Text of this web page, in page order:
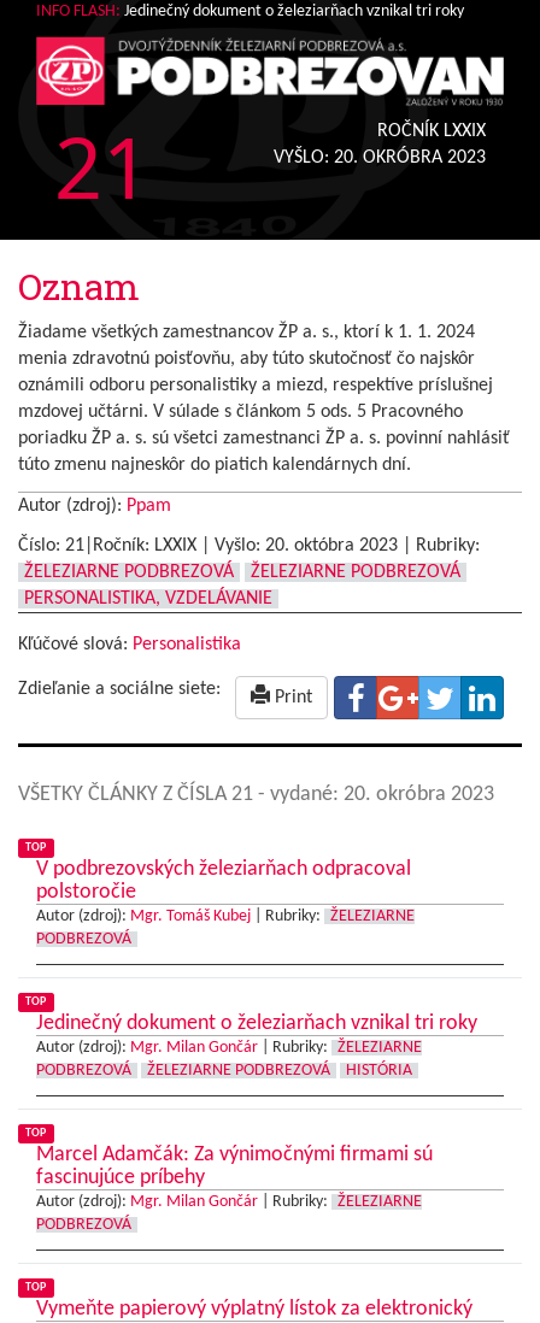
INFO FLASH: Jedinečný dokument o železiarňach vznikal tri roky
21
ROČNÍK LXXIX
VYŠLO: 20. OKRÓBRA 2023
Oznam
Žiadame všetkých zamestnancov ŽP a. s., ktorí k 1. 1. 2024
menia zdravotnú poisťovňu, aby túto skutočnosť čo najskôr
oznámili odboru personalistiky a miezd, respektíve príslušnej
mzdovej učtárni. V súlade s článkom 5 ods. 5 Pracovného
poriadku ŽP a. s. sú všetci zamestnanci ŽP a. s. povinní nahlásiť
túto zmenu najneskôr do piatich kalendárnych dní.
Autor (zdroj): Ppam
Číslo: 21|Ročník: LXXIX | Vyšlo: 20. októbra 2023
Rubriky:
ŽELEZIARNE PODBREZOVÁ
ŽELEZIARNE PODBREZOVÁ
PERSONALISTIKA, VZDELÁVANIE
Kľúčové slová: Personalistika
Zdieľanie a sociálne siete: Print
VŠETKY ČLÁNKY Z ČÍSLA 21 - vydané: 20. okróbra 2023
TOP
V podbrezovských železiarňach odpracoval
polstoročie
Autor (zdroj): Mgr. Tomáš Kubej Rubriky:
ŽELEZIARNE
PODBREZOVÁ
TOP
Jedinečný dokument o železiarňach vznikal tri roky
Autor (zdroj): Mgr. Milan Gončár Rubriky:
ŽELEZIARNE
PODBREZOVÁ
ŽELEZIARNE PODBREZOVÁ HISTÓRIA
TOP
Marcel Adamčák: Za výnimočnými firmami sú
fascinujúce príbehy
Autor (zdroj): Mgr. Milan Gončár Rubriky:
ŽELEZIARNE
PODBREZOVÁ
TOP
Vymeňte papierový výplatný lístok za elektronický